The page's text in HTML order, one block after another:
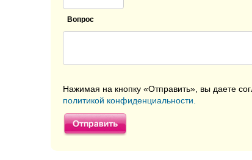
Вопрос
Нажимая на кнопку «Отправить», вы даете
политикой конфиденциальности.